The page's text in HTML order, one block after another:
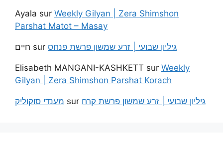
Ayala sur Weekly Gilyan | Zera Shimshon
Parshat Matot – Masay
חיים sur גיליון שבועי | זרע שמשון פרשת פנחס
Elisabeth MANGANI-KASHKETT sur Weekly
Gilyan | Zera Shimshon Parshat Korach
מענדי סוקוליק sur גיליון שבועי | זרע שמשון פרשת קרח